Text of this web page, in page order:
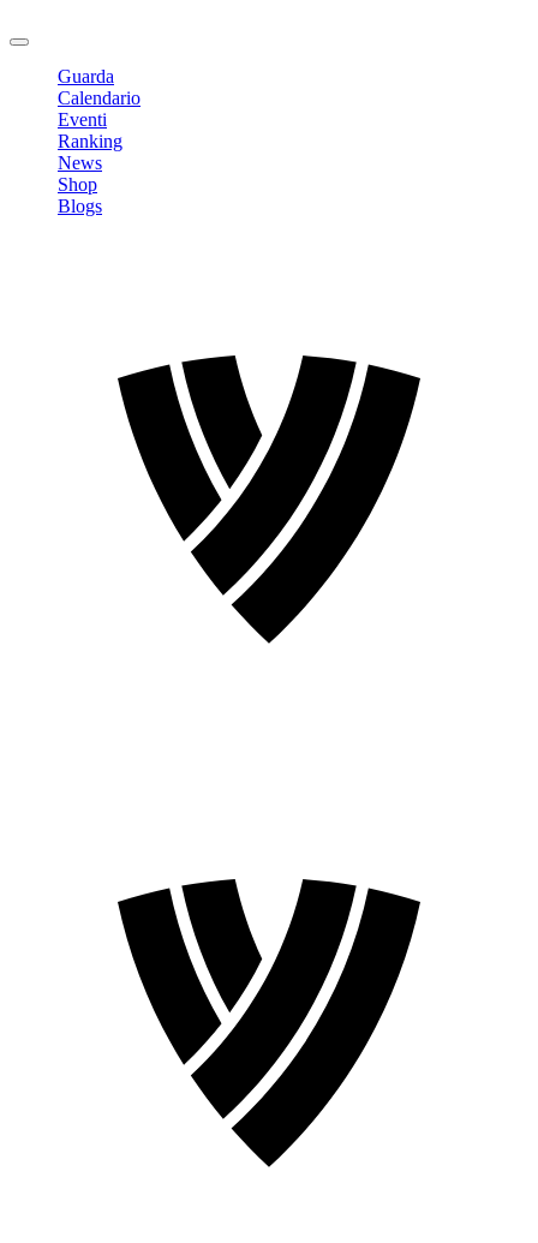
Guarda
Calendario
Eventi
Ranking
News
Shop
Blogs